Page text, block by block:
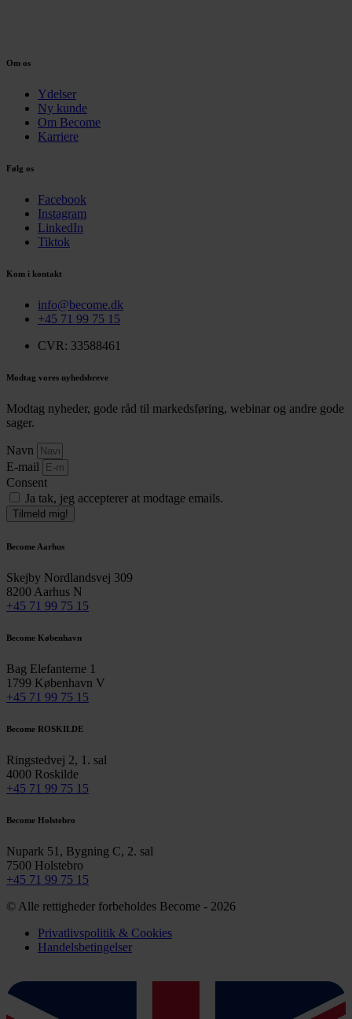
Om os
Ydelser
Ny kunde
Om Become
Karriere
Følg os
Facebook
Instagram
LinkedIn
Tiktok
Kom i kontakt
info@become.dk
+45 71 99 75 15
CVR: 33588461
Modtag vores nyhedsbreve
Modtag nyheder, gode råd til markedsføring, webinar og andre gode
sager.
Navn
E-mail
Consent
Ja tak, jeg accepterer at modtage emails.
Tilmeld mig!
Become Aarhus
Skejby Nordlandsvej 309
8200 Aarhus N
+45 71 99 75 15
Become København
Bag Elefanterne 1
1799 København V
+45 71 99 75 15
Become ROSKILDE
Ringstedvej 2, 1. sal
4000 Roskilde
+45 71 99 75 15
Become Holstebro
Nupark 51, Bygning C, 2. sal
7500 Holstebro
+45 71 99 75 15
© Alle rettigheder forbeholdes Become - 2026
Privatlivspolitik & Cookies
Handelsbetingelser